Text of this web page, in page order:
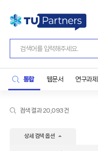
통합 웹문서 연구과제
검색 결과 20,093건
상세 검색 옵션